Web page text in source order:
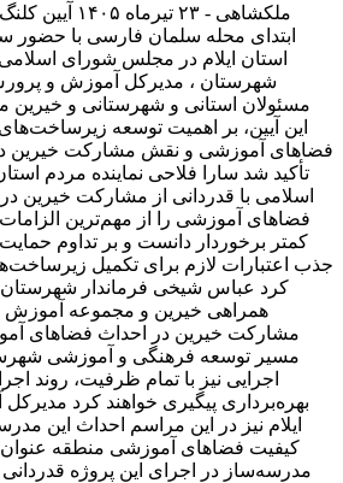
ملکشاهی - ۲۳
ابتدای محله سلمان فارسی با حضور
استان ایلام در مجلس شورای
شهرستان ، مدیرکل آموزش و
مسئولان استانی و شهرستانی و خیرین
این آیین، بر اهمیت توسعه
فضاهای آموزشی و نقش مشارکت خیرین
تأکید شد سارا فلاحی نماینده مردم
اسلامی با قدردانی از مشارکت خیرین
فضاهای آموزشی را از مهم‌ترین
کمتر برخوردار دانست و بر تداوم
جذب اعتبارات لازم برای تکمیل
کرد عباس شیخی فرماندار شهرستان
همراهی خیرین و مجموعه
مشارکت خیرین در احداث فضاهای
مسیر توسعه فرهنگی و آموزشی
اجرایی نیز با تمام ظرفیت، روند
بهره‌برداری پیگیری خواهند کرد
ایلام نیز در این مراسم احداث این
کیفیت فضاهای آموزشی منطقه عنوان
مدرسه‌ساز در اجرای این پروژه